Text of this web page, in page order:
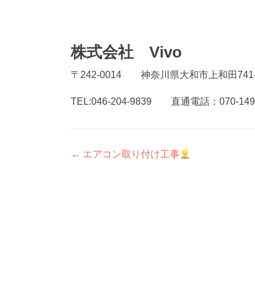
株式会社 Vivo
〒242-0014 神奈川県大和市上和田
TEL:046-204-9839 直通電話：070-
投
← エアコン取り付け工事